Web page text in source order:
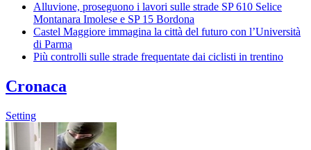
Alluvione, proseguono i lavori sulle strade SP 610 Selice
Montanara Imolese e SP 15 Bordona
Castel Maggiore immagina la città del futuro con l’Università
di Parma
Più controlli sulle strade frequentate dai ciclisti in trentino
Cronaca
Setting